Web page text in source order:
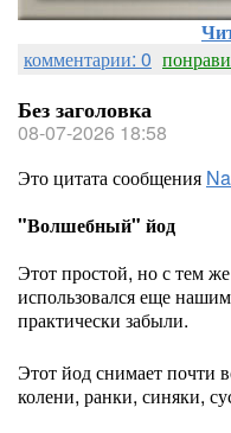
комментарии: 0
Без заголовка
08-07-2026 18:58
Это цитата сообщения
"Волшебный" йод
Этот простой, но с тем
использовался еще
практически забыли.
Этот йод снимает почти
колени, ранки, синяки,